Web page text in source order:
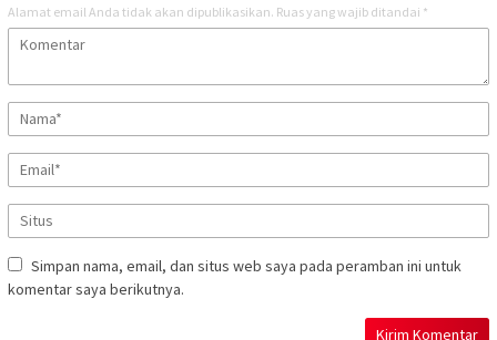
Alamat email Anda tidak akan dipublikasikan. Ruas yang wajib ditandai *
Simpan nama, email, dan situs web saya pada peramban ini untuk
komentar saya berikutnya.